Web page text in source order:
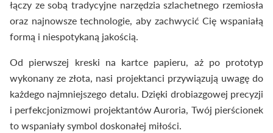
łączy ze sobą tradycyjne narzędzia szlachetnego rzemiosła
oraz najnowsze technologie, aby zachwycić Cię wspaniałą
formą i niespotykaną jakością.
Od pierwszej kreski na kartce papieru, aż po prototyp
wykonany ze złota, nasi projektanci przywiązują uwagę do
każdego najmniejszego detalu. Dzięki drobiazgowej precyzji
i perfekcjonizmowi projektantów Auroria, Twój pierścionek
to wspaniały symbol doskonałej miłości.